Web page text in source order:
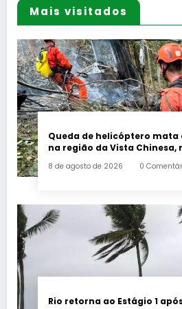
Mais visitados
Queda de helicóptero mata
na região da Vista Chinesa,
8 de agosto de 2026 0
Rio retorna ao Estágio 1